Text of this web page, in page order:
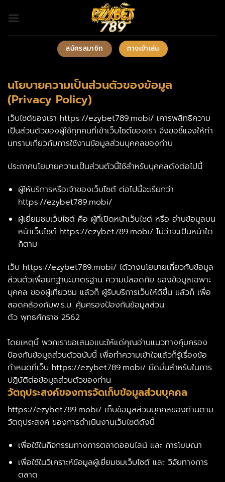
สมัครสมาชิก ทางเข้าเล่น
นโยบายความเป็นส่วนตัวของข้อมูล
(Privacy Policy)
เว็บไซต์ของเรา https://ezybet789.mobi/ เคารพสิทธิความ
เป็นส่วนตัวของผู้ใช้ทุกคนที่เข้าเว็บไซต์ของเรา จึงขอชี้แจงให้ท่า
นทราบเกี่ยวกับการใช้งานข้อมูลส่วนบุคคลของท่าน
ประกาศนโยบายความเป็นส่วนตัวนี้ใช้สำหรับบุคคลดังต่อไปนี้
ผู้ให้บริการหรือเจ้าของเว็บไซต์ ต่อไปนี้จะเรียกว่า
https://ezybet789.mobi/
ผู้เยี่ยมชมเว็บไซต์ คือ ผู้ที่เปิดหน้าเว็บไซต์ หรือ อ่านข้อมูลบน
หน้าเว็บไซต์ https://ezybet789.mobi/ ไม่ว่าจะเป็นหน้าใด
ก็ตาม
เว็บ https://ezybet789.mobi/ ได้วางนโยบายเกี่ยวกับข้อมูล
ส่วนตัวเพื่อยกฐานะมาตรฐาน ความปลอดภัย ของข้อมูลเฉพาะ
บุคคล ของผู้เที่ยวชม แล้วก็ ผู้รับบริการเว็บให้ดีขึ้น แล้วก็ เพื่อ
สอดคล้องกับพ.ร.บ. คุ้มครองป้องกันข้อมูลส่วน
ตัว พุทธศักราช 2562
โดยเหตุนี้ พวกเราขอเสนอแนะให้แด่คุณอ่านแนวทางคุ้มครอง
ป้องกันข้อมูลส่วนตัวฉบับนี้ เพื่อทำความเข้าใจแล้วก็รู้เรื่องข้อ
กำหนดที่เว็บ https://ezybet789.mobi/ ยึดมั่นสำหรับในการ
ปฏิบัติต่อข้อมูลส่วนตัวของท่าน
วัตถุประสงค์ของการจัดเก็บข้อมูลส่วนบุคคล
https://ezybet789.mobi/ เก็บข้อมูลส่วนบุคคลของท่านตาม
วัตถุประสงค์ ของการดำเนินงานเว็บไซต์ดังนี้
เพื่อใช้ในกิจกรรมทางการตลาดออนไลน์ และ การโฆษณา
เพื่อใช้ในวิเคราะห์ข้อมูลผู้เยี่ยมชมเว็บไซต์ และ วิจัยทางการ
ตลาด